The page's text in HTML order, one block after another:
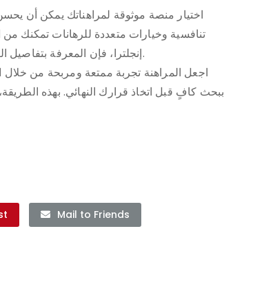
اختيار منصة موثوقة لمراهناتك يمكن أن
تنافسية وخيارات متعددة للرهانات تمكنك
إنجلترا، فإن المعرفة بتفاصيل الرهانات والأساليب الفعالة ستزيد من فرصك في النجاح.
اجعل المراهنة تجربة ممتعة ومربحة من خلال
ببحث كافٍ قبل اتخاذ قرارك النهائي. بهذه
Mail to Friends